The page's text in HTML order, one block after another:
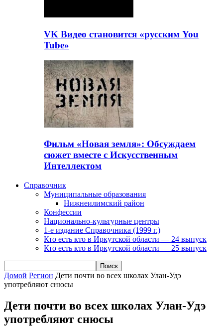
VK Видео становится «русским You
Tube»
Фильм «Новая земля»: Обсуждаем
сюжет вместе с Искусственным
Интеллектом
Справочник
Муниципальные образования
Нижнеилимский район
Конфессии
Национально-культурные центры
1-е издание Справочника (1999 г.)
Кто есть кто в Иркутской области — 24 выпуск
Кто есть кто в Иркутской области — 25 выпуск
Домой Регион Дети почти во всех школах Улан-Удэ
употребляют снюсы
Дети почти во всех школах Улан-Удэ
употребляют снюсы